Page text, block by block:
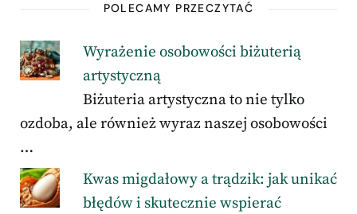
POLECAMY PRZECZYTAĆ
Wyrażenie osobowości biżuterią
artystyczną
Biżuteria artystyczna to nie tylko
ozdoba, ale również wyraz naszej osobowości
…
Kwas migdałowy a trądzik: jak unikać
błędów i skutecznie wspierać